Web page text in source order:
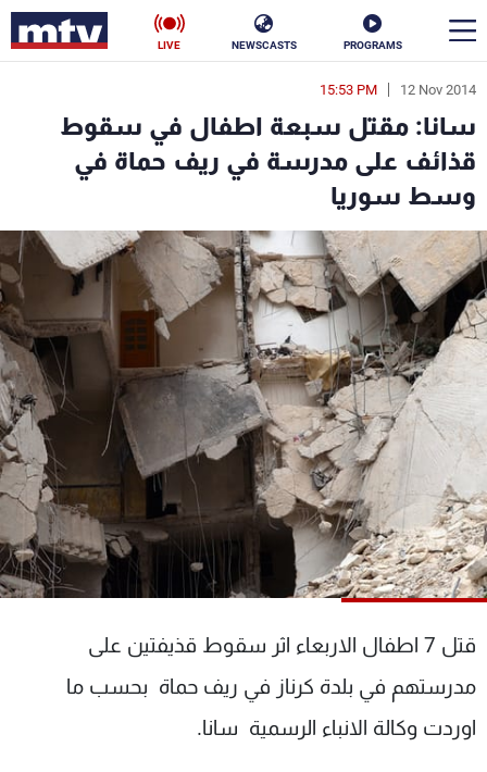
PROGRAMS
NEWSCASTS
LIVE
12 Nov 2014
15:53 PM
سانا: مقتل سبعة اطفال في سقوط
قذائف على مدرسة في ريف حماة في
وسط سوريا
قتل 7 اطفال الاربعاء اثر سقوط قذيفتين على
مدرستهم في بلدة كرناز في ريف حماة بحسب ما
اوردت وكالة الانباء الرسمية سانا.
en
الأخبار
سياسة
إقتصاد فن
منوعات رياضة
كأس العالم
البرامج
جدول البرامج
شاهد البرامج
الترددات
الإنـتـاج
لاعلاناتكم
تواصل معنا
شروط الإسـتخدام
سياسة الخصوصية